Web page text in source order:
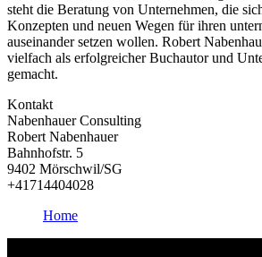
steht die Beratung von Unternehmen, die
Konzepten und neuen Wegen für ihren
auseinander setzen wollen. Robert
vielfach als erfolgreicher Buchautor und
gemacht.
Kontakt
Nabenhauer Consulting
Robert Nabenhauer
Bahnhofstr. 5
9402 Mörschwil/SG
+41714404028
Home